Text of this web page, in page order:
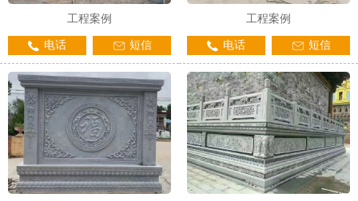
工程案例
电话 短信
工程案例
电话 短信